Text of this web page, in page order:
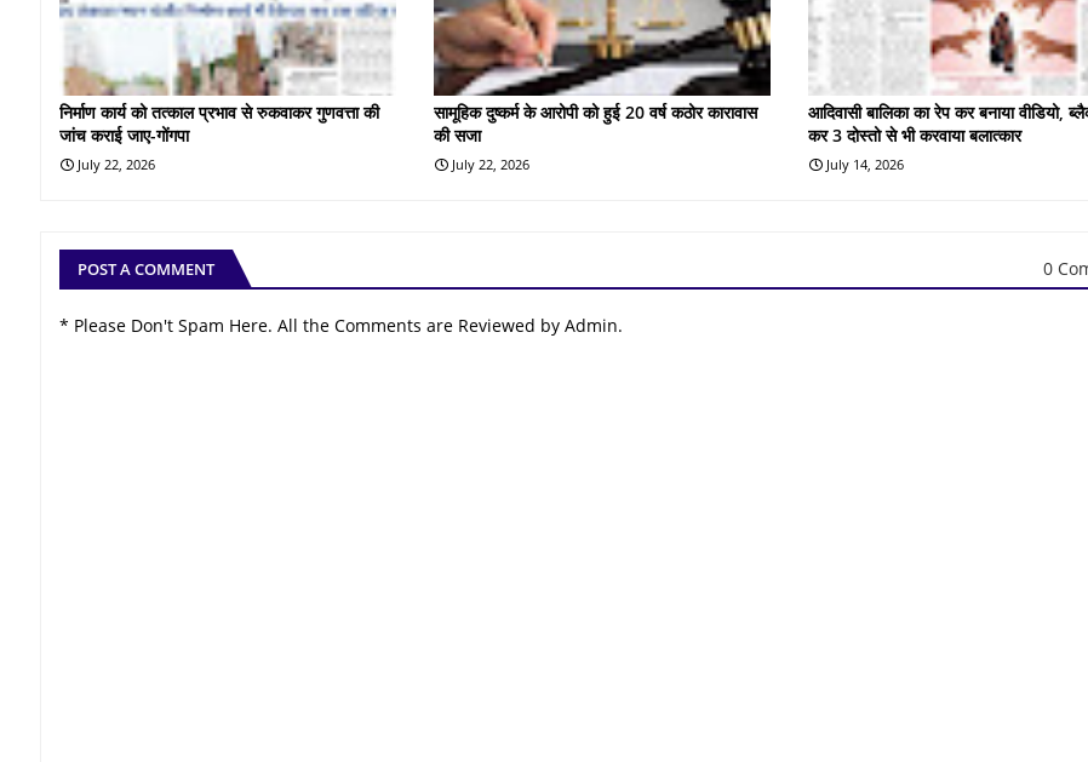
निर्माण कार्य को तत्काल प्रभाव से रुकवाकर गुणवत्ता की
जांच कराई जाए-गोंगपा
July 22, 2026
सामूहिक दुष्कर्म के आरोपी को हुई 20 वर्ष कठोर कारावास
की सजा
July 22, 2026
आदिवासी बालिका का रेप कर बनाया वीडियो,
कर 3 दोस्तो से भी करवाया बलात्कार
July 14, 2026
POST A COMMENT 0
* Please Don't Spam Here. All the Comments are Reviewed by Admin.